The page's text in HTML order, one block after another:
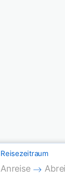
Reisezeitraum
Press the
Anreise